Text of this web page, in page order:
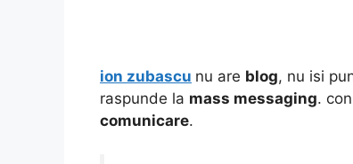
ion zubascu nu are blog, nu isi
raspunde la mass messaging.
comunicare.